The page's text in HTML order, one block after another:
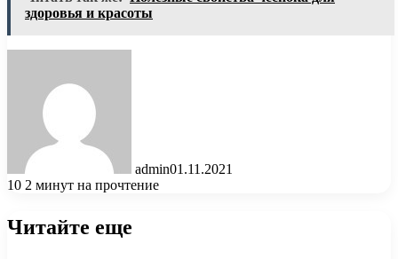
здоровья и красоты
admin01.11.2021
10 2 минут на прочтение
Читайте еще